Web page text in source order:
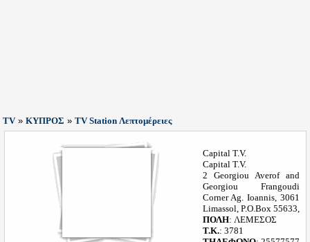
TV»ΚΥΠΡΟΣ »TV Station Λεπτομέρειες
Capital T.V.
Capital T.V.
2 Georgiou Averof and
Georgiou Frangoudi
Corner Ag. Ioannis, 3061
Limassol, P.O.Box 55633,
ΠΟΛΗ: ΛΕΜΕΣΟΣ
Τ.Κ.: 3781